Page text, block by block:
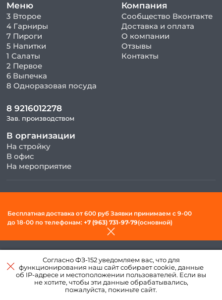
Меню
3 Второе
4 Гарниры
7 Пироги
5 Напитки
1 Салаты
2 Первое
6 Выпечка
8 Одноразовая посуда
Компания
Сообщество Вконтакте
Доставка и оплата
О компании
Отзывы
Контакты
8 9216012278
Зав. производством
В организации
На стройку
В офис
На мероприятие
Политика конфиденциальности и обработки персональных
данных
агентстве«Пегас»
Согласно ФЗ-152 уведомляем вас, что для
функционирования наш сайт собирает cookie, данные
об IP-адресе и местоположении пользователей. Если вы
не хотите, чтобы эти данные обрабатывались,
пожалуйста, покиньте сайт.
Бесплатная доставка от 600 руб Заявки принимаем c 9-00
до 18-00 по телефонам: +7 (963) 731-97-79(основной)